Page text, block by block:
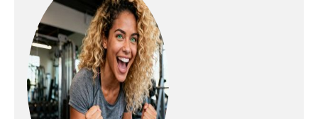
reformer reste stable pendant les extensions
complètes. Les rails fluides et silencieux aident à
rester concentré sans gêner votre entourage
CONFORT PENDANT CHAQUE SÉANCE : Le
rembourrage souple en PU de ce reformer de
pilates offre un soutien ferme et un confort
durable durant les sessions intenses. Les
surfaces faciles à nettoyer et l'appui-tête